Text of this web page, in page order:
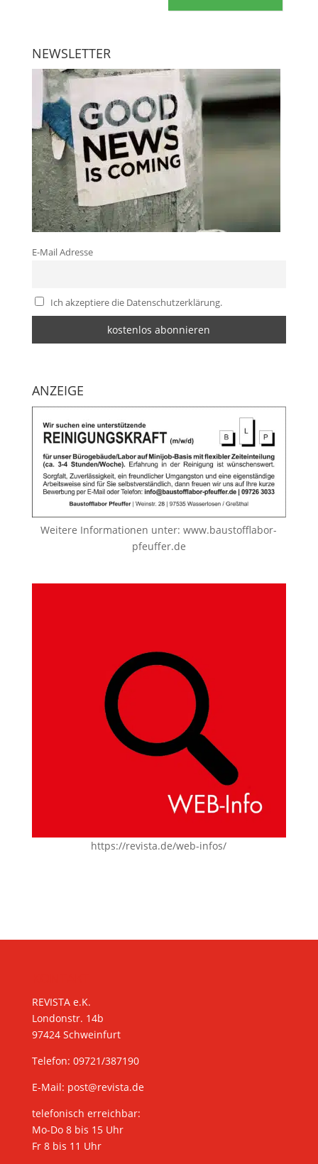
NEWSLETTER
E-Mail Adresse
Ich akzeptiere die Datenschutzerklärung.
ANZEIGE
Weitere Informationen unter:www.baustofflabor-
pfeuffer.de
https://revista.de/web-infos/
REVISTA e.K.
Londonstr. 14b
97424 Schweinfurt
Telefon: 09721/387190
E-Mail: post@revista.de
telefonisch erreichbar:
Mo-Do 8 bis 15 Uhr
Fr 8 bis 11 Uhr